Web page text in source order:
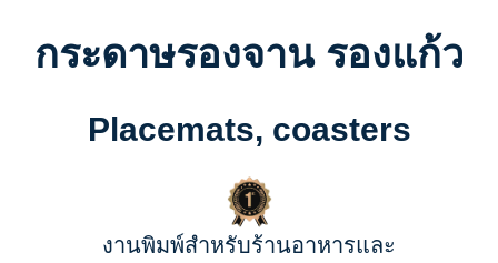
กระดาษรองจาน รองแก้ว
Placemats, coasters
งานพิมพ์สำหรับร้านอาหารและ